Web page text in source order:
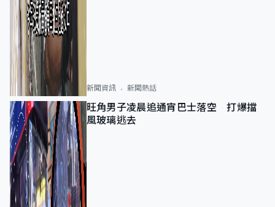
新聞資訊 新聞熱話
旺角男子凌晨追通宵巴士落空 打爆擋
風玻璃逃去